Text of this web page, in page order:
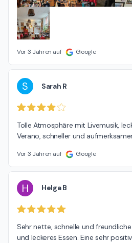
Vor 3 Jahren auf Google
S Sarah R
Tolle Atmosphäre mit Livemusik,
Verano, schneller und
Vor 3 Jahren auf Google
H Helga B
Sehr nette, schnelle und
und leckeres Essen. Eine sehr